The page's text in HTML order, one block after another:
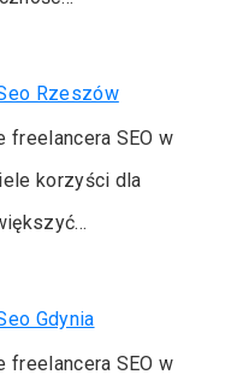
Rzeszów
freelancera SEO w
korzyści dla
Gdynia
freelancera SEO w